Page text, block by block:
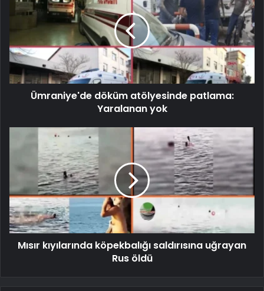
Ümraniye'de döküm atölyesinde patlama:
Yaralanan yok
Mısır kıyılarında köpekbalığı saldırısına uğrayan
Rus öldü